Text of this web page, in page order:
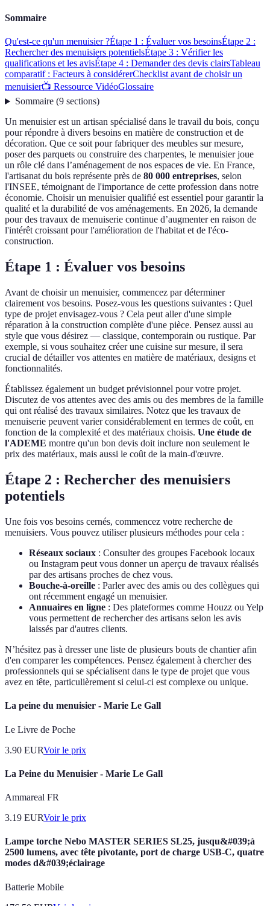
Sommaire
Qu'est-ce qu'un menuisier ?Étape 1 : Évaluer vos besoinsÉtape 2 :
Rechercher des menuisiers potentielsÉtape 3 : Vérifier les
qualifications et les avisÉtape 4 : Demander des devis clairsTableau
comparatif : Facteurs à considérerChecklist avant de choisir un
menuisier📺 Ressource VidéoGlossaire
Sommaire(9 sections)
Un menuisier est un artisan spécialisé dans le travail du bois, conçu
pour répondre à divers besoins en matière de construction et de
décoration. Que ce soit pour fabriquer des meubles sur mesure,
poser des parquets ou construire des charpentes, le menuisier joue
un rôle clé dans l’aménagement de nos espaces de vie. En France,
l'artisanat du bois représente près de 80 000 entreprises, selon
l'INSEE, témoignant de l'importance de cette profession dans notre
économie. Choisir un menuisier qualifié est essentiel pour garantir la
qualité et la durabilité de vos aménagements. En 2026, la demande
pour des travaux de menuiserie continue d’augmenter en raison de
l'intérêt croissant pour l'amélioration de l'habitat et de l'éco-
construction.
Étape 1 : Évaluer vos besoins
Avant de choisir un menuisier, commencez par déterminer
clairement vos besoins. Posez-vous les questions suivantes : Quel
type de projet envisagez-vous ? Cela peut aller d'une simple
réparation à la construction complète d'une pièce. Pensez aussi au
style que vous désirez — classique, contemporain ou rustique. Par
exemple, si vous souhaitez créer une cuisine sur mesure, il sera
crucial de détailler vos attentes en matière de matériaux, designs et
fonctionnalités.
Établissez également un budget prévisionnel pour votre projet.
Discutez de vos attentes avec des amis ou des membres de la famille
qui ont réalisé des travaux similaires. Notez que les travaux de
menuiserie peuvent varier considérablement en termes de coût, en
fonction de la complexité et des matériaux choisis. Une étude de
l'ADEME montre qu'un bon devis doit inclure non seulement le
prix des matériaux, mais aussi le coût de la main-d'œuvre.
Étape 2 : Rechercher des menuisiers
potentiels
Une fois vos besoins cernés, commencez votre recherche de
menuisiers. Vous pouvez utiliser plusieurs méthodes pour cela :
Réseaux sociaux : Consulter des groupes Facebook locaux
ou Instagram peut vous donner un aperçu de travaux réalisés
par des artisans proches de chez vous.
Bouche-à-oreille : Parler avec des amis ou des collègues qui
ont récemment engagé un menuisier.
Annuaires en ligne : Des plateformes comme Houzz ou Yelp
vous permettent de rechercher des artisans selon les avis
laissés par d'autres clients.
N’hésitez pas à dresser une liste de plusieurs bouts de chantier afin
d'en comparer les compétences. Pensez également à chercher des
professionnels qui se spécialisent dans le type de projet que vous
avez en tête, particulièrement si celui-ci est complexe ou unique.
La peine du menuisier - Marie Le Gall
Le Livre de Poche
3.90 EURVoir le prix
La Peine du Menuisier - Marie Le Gall
Ammareal FR
3.19 EURVoir le prix
Lampe torche Nebo MASTER SERIES SL25, jusqu&#039;à
2500 lumens, avec tête pivotante, port de charge USB-C, quatre
modes d&#039;éclairage
Batterie Mobile